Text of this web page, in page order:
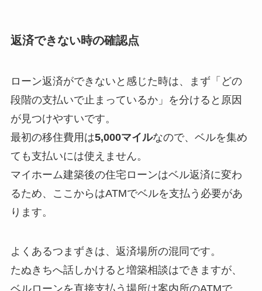
返済できない時の確認点
ローン返済ができないと感じた時は、まず「どの
段階の支払いで止まっているか」を分けると原因
が見つけやすいです。
最初の移住費用は5,000マイルなので、ベルを集め
ても支払いには使えません。
マイホーム建築後の住宅ローンはベル返済に変わ
るため、ここからはATMでベルを支払う必要があ
ります。
よくあるつまずきは、返済場所の混同です。
たぬきちへ話しかけると増築相談はできますが、